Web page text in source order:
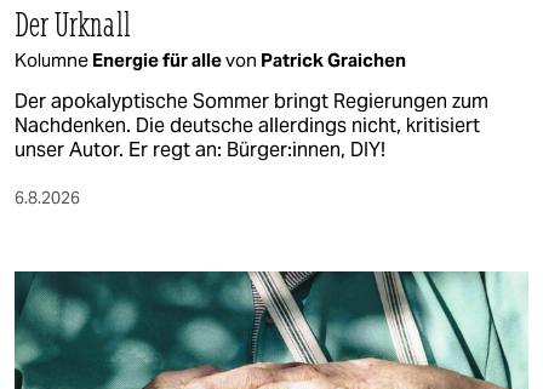
Der Urknall
Kolumne Energie für allevon Patrick Graichen
Der apokalyptische Sommer bringt Regierungen zum
Nachdenken. Die deutsche allerdings nicht, kritisiert
unser Autor. Er regt an: Bürger:innen, DIY!
6.8.2026